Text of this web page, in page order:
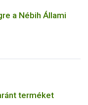
a Nébih Állami
terméket